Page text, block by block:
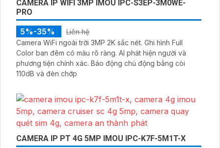
CAMERA IP WIFI 3MP IMOU IPC-S3EP-3M0WE-
PRO
5%-35%
Liên hệ
Camera WiFi ngoài trời 3MP 2K sắc nét. Ghi hình Full
Color ban đêm có màu rõ ràng. AI phát hiện người và
phương tiện chính xác. Báo động chủ động bằng còi
110dB và đèn chớp
CAMERA IP PT 4G 5MP IMOU IPC-K7F-5M1T-X